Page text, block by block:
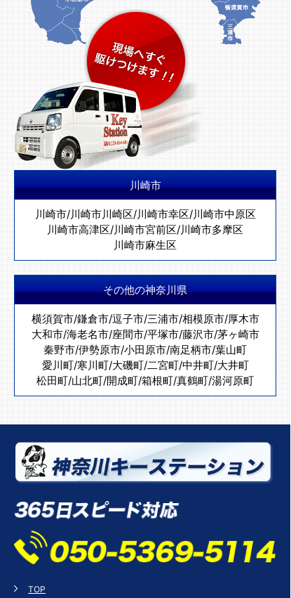
川崎市
川崎市/川崎市川崎区/川崎市幸区/川崎市中原区
川崎市高津区/川崎市宮前区/川崎市多摩区
川崎市麻生区
その他の神奈川県
横須賀市/鎌倉市/逗子市/三浦市/相模原市/厚木市
大和市/海老名市/座間市/平塚市/藤沢市/茅ヶ崎市
秦野市/伊勢原市/小田原市/南足柄市/葉山町
愛川町/寒川町/大磯町/二宮町/中井町/大井町
松田町/山北町/開成町/箱根町/真鶴町/湯河原町
TOP